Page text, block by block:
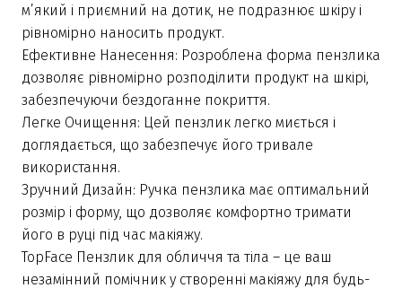
м’який і приємний на дотик, не подразнює шкіру і
рівномірно наносить продукт.
Ефективне Нанесення: Розроблена форма пензлика
дозволяє рівномірно розподілити продукт на шкірі,
забезпечуючи бездоганне покриття.
Легке Очищення: Цей пензлик легко миється і
доглядається, що забезпечує його тривале
використання.
Зручний Дизайн: Ручка пензлика має оптимальний
розмір і форму, що дозволяє комфортно тримати
його в руці під час макіяжу.
TopFace Пензлик для обличчя та тіла – це ваш
незамінний помічник у створенні макіяжу для будь-